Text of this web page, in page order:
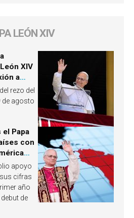
LEÓN XIV
XIV
a
rezo del
de agosto
el Papa
con
apoyo
cifras
año
de